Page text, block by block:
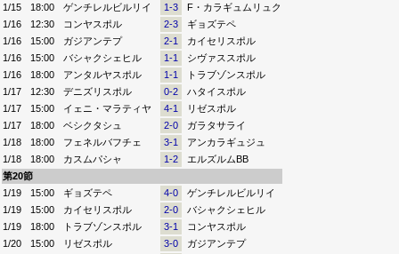
1/15
18:00 ゲンチレルビルリイ 1-3
F・カラギュムリュク
1/16
12:30 コンヤスポル 2-3
ギョズテペ
1/16
15:00 ガジアンテプ 2-1
カイセリスポル
1/16
15:00 バシャクシェヒル 1-1
シヴァススポル
1/16
18:00 アンタルヤスポル 1-1
トラブゾンスポル
1/17
12:30 デニズリスポル 0-2
ハタイスポル
1/17
15:00 イェニ・マラティヤ 4-1
リゼスポル
1/17
18:00 ベシクタシュ 2-0
ガラタサライ
1/18
18:00 フェネルバフチェ 3-1
アンカラギュジュ
1/18
18:00 カスムパシャ 1-2
エルズルムBB
第20節
1/19
15:00 ギョズテペ 4-0
ゲンチレルビルリイ
1/19
15:00 カイセリスポル 2-0
バシャクシェヒル
1/19
18:00 トラブゾンスポル 3-1
コンヤスポル
1/20
15:00 リゼスポル 3-0
ガジアンテプ